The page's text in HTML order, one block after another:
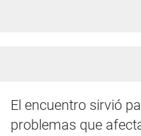
El encuentro sirvió
problemas que